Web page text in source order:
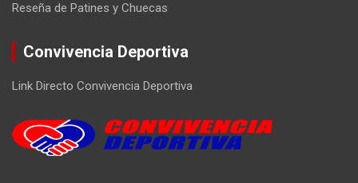
Reseña de Patines y Chuecas
Convivencia Deportiva
Link Directo Convivencia Deportiva